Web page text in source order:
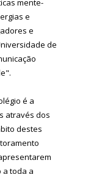
mente-
e
e
de
é a
através dos
destes
a toda a